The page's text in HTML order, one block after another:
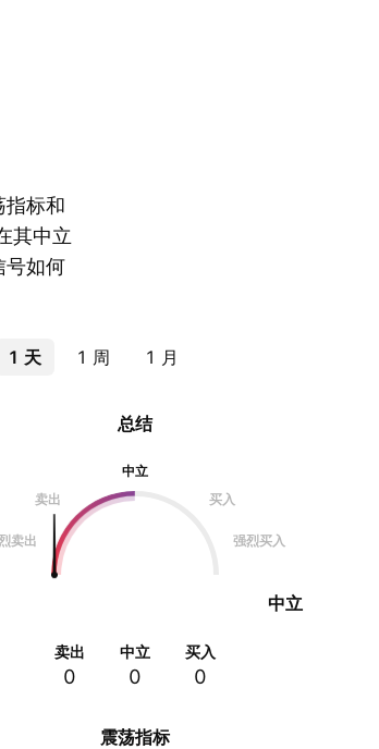
指标和
其中立
号如何
1 天 1 周 1 月
震荡指标
总结
中立
卖出
买入
卖出 强烈买入
中立
卖出
0
中立
0
买入
0